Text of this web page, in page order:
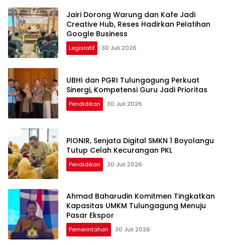
Jairi Dorong Warung dan Kafe Jadi
Creative Hub, Reses Hadirkan Pelatihan
Google Business
Legislatif 30 Juli 2026
UBHI dan PGRI Tulungagung Perkuat
Sinergi, Kompetensi Guru Jadi Prioritas
Pendidikan 30 Juli 2026
PIONIR, Senjata Digital SMKN 1 Boyolangu
Tutup Celah Kecurangan PKL
Pendidikan 30 Juli 2026
Ahmad Baharudin Komitmen Tingkatkan
Kapasitas UMKM Tulungagung Menuju
Pasar Ekspor
Pemerintahan 30 Juli 2026